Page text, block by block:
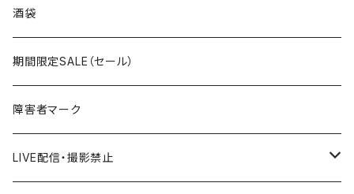
国道600～699号線
国道700～799号線
ROUTE600～699号線
ROUTE 100～199号線
ROUTE 0～99号線
ROUTE 100～199号線
岩手県
宮城県
秋田県
Tシャツ
山形県
酒袋
期間限定SALE（セール）
障害者マーク
LIVE配信・撮影禁止